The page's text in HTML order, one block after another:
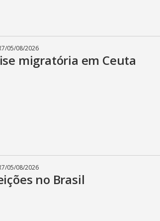
/05/08/2026
migratória em Ceuta
/05/08/2026
no Brasil